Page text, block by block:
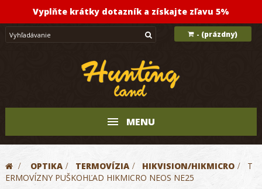
Vyplňte krátky dotazník a získajte zľavu 5%
- (prázdny)
MENU
> OPTIKA > TERMOVÍZIA > HIKVISION/HIKMICRO >
T
ERMOVÍZNY PUŠKOHĽAD HIKMICRO NEOS NE25